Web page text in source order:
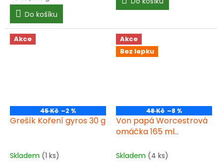
cena:
Do košíku
Akce
45 Kč –2 %
Grešík Koření gyros 30 g
Skladem (1 ks)
Akce
Bez lepku
48 Kč –8 %
Von papá Worcestrová
omáčka 165 ml
Skladem (4 ks)